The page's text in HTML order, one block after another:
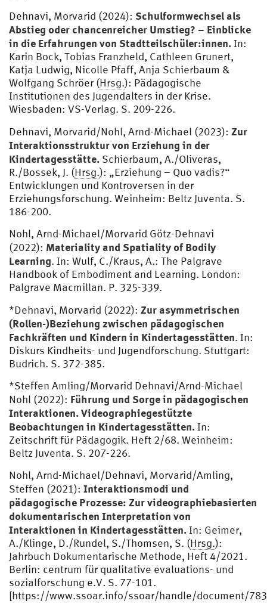
Dehnavi, Morvarid (2024): Schulformwechsel als
Abstieg oder chancenreicher Umstieg? – Einblicke
in die Erfahrungen von Stadtteilschüler:innen.In:
Karin Bock, Tobias Franzheld, Cathleen Grunert,
Katja Ludwig, Nicolle Pfaff, Anja Schierbaum &
Wolfgang Schröer (Hrsg.): Pädagogische
Institutionen des Jugendalters in der Krise.
Wiesbaden: VS-Verlag. S. 209-226.
Dehnavi, Morvarid/Nohl, Arnd-Michael (2023): Zur
Interaktionsstruktur von Erziehung in der
Kindertagesstätte. Schierbaum, A./Oliveras,
R./Bossek, J. (Hrsg.): „Erziehung – Quo vadis?“
Entwicklungen und Kontroversen in der
Erziehungsforschung. Weinheim: Beltz Juventa. S.
186-200.
Nohl, Arnd-Michael/Morvarid Götz-Dehnavi
(2022): Materiality and Spatiality of Bodily
Learning. In: Wulf, C./Kraus, A.: The Palgrave
Handbook of Embodiment and Learning. London:
Palgrave Macmillan. P. 325-339.
*Dehnavi, Morvarid (2022): Zur asymmetrischen
(Rollen-)Beziehung zwischen pädagogischen
Fachkräften und Kindern in Kindertagesstätten. In:
Diskurs Kindheits- und Jugendforschung. Stuttgart:
Budrich. S. 372-385.
*Steffen Amling/Morvarid Dehnavi/Arnd-Michael
Nohl (2022): Führung und Sorge in pädagogischen
Interaktionen. Videographiegestützte
Beobachtungen in Kindertagesstätten.In:
Zeitschrift für Pädagogik. Heft 2/68. Weinheim:
Beltz Juventa. S. 207-226.
Nohl, Arnd-Michael/Dehnavi, Morvarid/Amling,
Steffen (2021): Interaktionsmodi und
pädagogische Prozesse: Zur videographiebasierten
dokumentarischen Interpretation von
Interaktionen in Kindertagesstätten.In: Geimer,
A./Klinge, D./Rundel, S./Thomsen, S. (Hrsg.):
Jahrbuch Dokumentarische Methode, Heft 4/2021.
Berlin: centrum für qualitative evaluations- und
sozialforschung e.V. S. 77-101.
[https://www.ssoar.info/ssoar/handle/document/